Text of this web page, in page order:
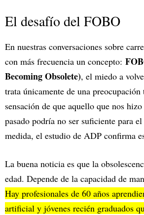
El desafío del FOBO
En nuestras conversaciones sobre
con más frecuencia un concepto:
Becoming Obsolete), el miedo a
trata únicamente de una
sensación de que aquello que nos
pasado podría no ser suficiente para
medida, el estudio de ADP confirma
La buena noticia es que la
edad. Depende de la capacidad de
Hay profesionales de 60 años
artificial y jóvenes recién graduados